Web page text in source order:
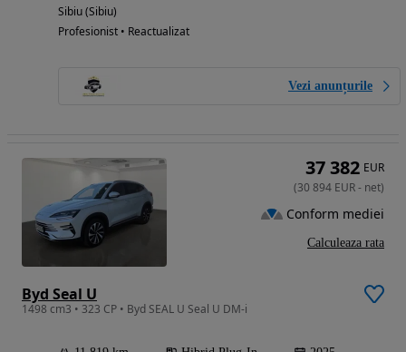
Sibiu (Sibiu)
Profesionist • Reactualizat
Vezi anunțurile
Byd Seal U
1498 cm3 • 323 CP • Byd SEAL U Seal U DM-i
37 382 EUR
(30 894 EUR- net)
Conform mediei
Calculeaza rata